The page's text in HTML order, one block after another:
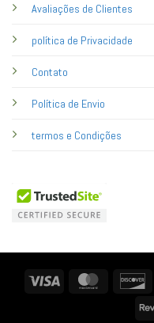
Avaliações de Clientes
política de Privacidade
Contato
Política de Envio
termos e Condições
MasterCard